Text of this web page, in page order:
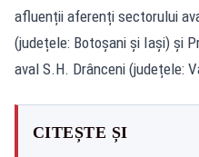
afluenții aferenți sectorului
(județele: Botoșani și Iași) și
aval S.H. Drânceni (județele:
CITEȘTE ȘI